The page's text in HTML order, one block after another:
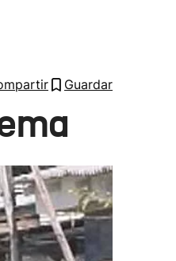
Guardar